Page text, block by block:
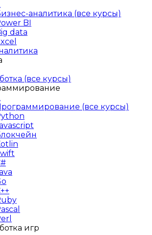
аналитика (все курсы)
BI
data
(все курсы)
(все курсы)
игр